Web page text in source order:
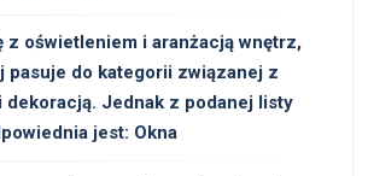
z oświetleniem i aranżacją wnętrz,
pasuje do kategorii związanej z
dekoracją. Jednak z podanej listy
jest: Okna